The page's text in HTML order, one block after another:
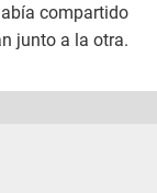
compartido
junto a la otra.